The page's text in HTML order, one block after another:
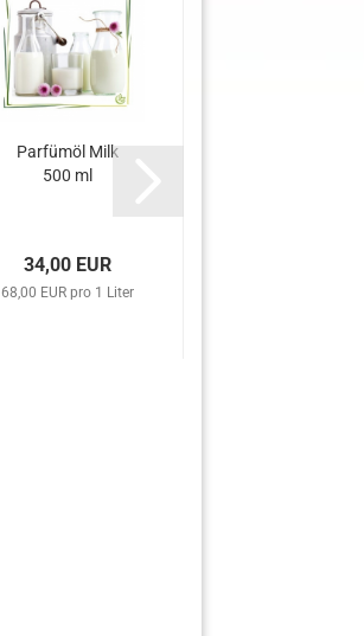
Parfümöl Milk
500 ml
34,00 EUR
68,00 EUR pro 1 Liter